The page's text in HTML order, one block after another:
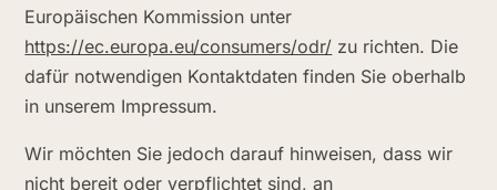
Europäischen Kommission unter
https://ec.europa.eu/consumers/odr/ zu richten. Die
dafür notwendigen Kontaktdaten finden Sie oberhalb
in unserem Impressum.
Wir möchten Sie jedoch darauf hinweisen, dass wir
nicht bereit oder verpflichtet sind, an